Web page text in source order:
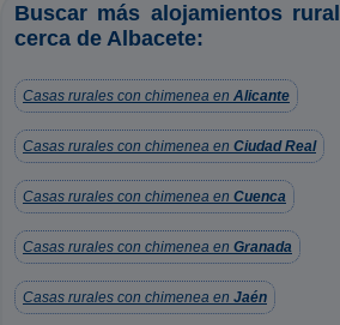
Buscar más alojamientos
cerca de Albacete:
Casas rurales con chimenea en Alicante
Casas rurales con chimenea en Ciudad Real
Casas rurales con chimenea en Cuenca
Casas rurales con chimenea en Granada
Casas rurales con chimenea en Jaén